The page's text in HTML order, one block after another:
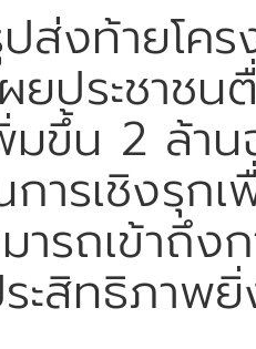
ส่งท้ายโคร
ยประชาชน
มขึ้น 2 ล้า
ารเชิงรุกเ
รถเข้าถึง
ะสิทธิภาพ